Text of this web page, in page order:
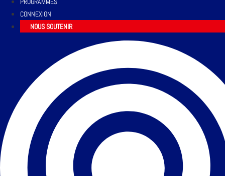
CONNEXION
NOUS SOUTENIR